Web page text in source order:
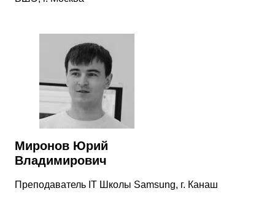
Миронов Юрий
Владимирович
Преподаватель IT Школы Samsung, г. Канаш